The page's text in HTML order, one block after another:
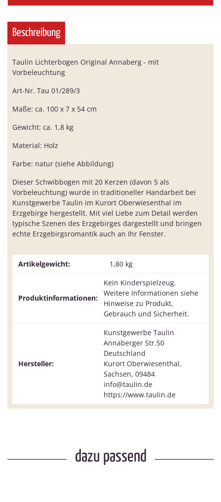
Beschreibung
Taulin Lichterbogen Original Annaberg - mit
Vorbeleuchtung
Art-Nr. Tau 01/289/3
Maße: ca. 100 x 7 x 54 cm
Gewicht: ca. 1,8 kg
Material: Holz
Farbe: natur (siehe Abbildung)
Dieser Schwibbogen mit 20 Kerzen (davon 5 als
Vorbeleuchtung) wurde in traditioneller Handarbeit bei
Kunstgewerbe Taulin im Kurort Oberwiesenthal im
Erzgebirge hergestellt. Mit viel Liebe zum Detail werden
typische Szenen des Erzgebirges dargestellt und bringen
echte Erzgebirgsromantik auch an Ihr Fenster.
Artikelgewicht: 1,80 kg
Produktinformationen:
Kein Kinderspielzeug.
Weitere Informationen siehe
Hinweise zu Produkt,
Gebrauch und Sicherheit.
Hersteller:
Kunstgewerbe Taulin
Annaberger Str.50
Deutschland
Kurort Oberwiesenthal,
Sachsen, 09484
info@taulin.de
https://www.taulin.de
dazu passend